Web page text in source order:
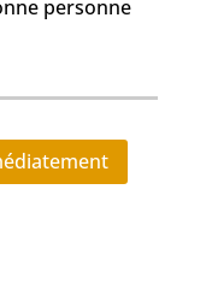
personne